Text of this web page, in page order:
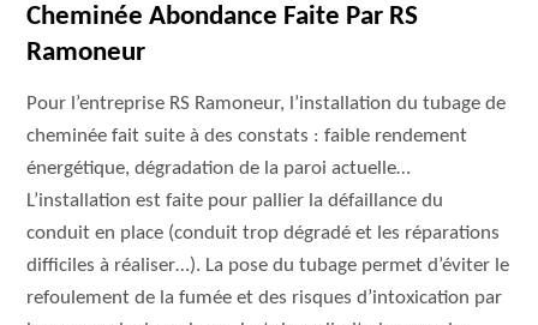
Cheminée Abondance Faite Par RS
Ramoneur
Pour l’entreprise RS Ramoneur, l’installation du tubage de
cheminée fait suite à des constats : faible rendement
énergétique, dégradation de la paroi actuelle…
L’installation est faite pour pallier la défaillance du
conduit en place (conduit trop dégradé et les réparations
difficiles à réaliser…). La pose du tubage permet d’éviter le
refoulement de la fumée et des risques d’intoxication par